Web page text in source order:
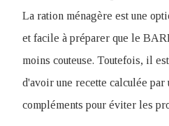
La ration ménagère est une
et facile à préparer que le
moins couteuse. Toutefois, il
d'avoir une recette calculée
compléments pour éviter les